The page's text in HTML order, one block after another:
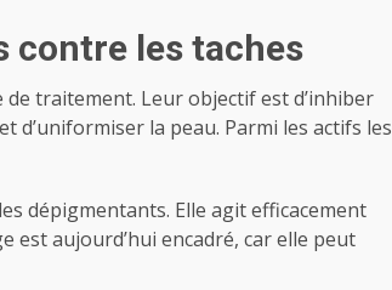
contre les taches
traitement. Leur objectif est d’inhiber
d’uniformiser la peau. Parmi les actifs les
dépigmentants. Elle agit efficacement
est aujourd’hui encadré, car elle peut